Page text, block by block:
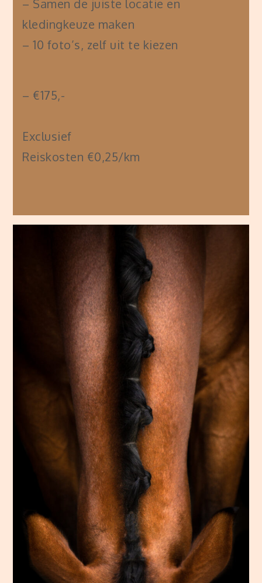
– Samen de juiste locatie en
kledingkeuze maken
– 10 foto’s, zelf uit te kiezen
– €175,-
Exclusief
Reiskosten €0,25/km